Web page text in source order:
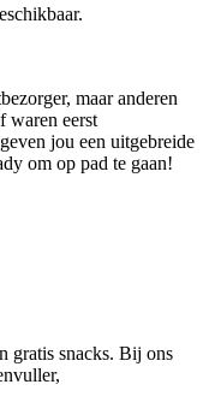
maar anderen
waren eerst
jou een uitgebreide
om op pad te gaan!
gratis snacks. Bij ons